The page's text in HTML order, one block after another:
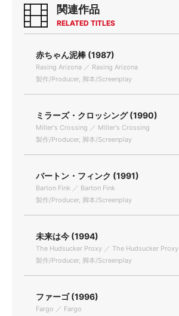
関連作品
RELATED TITLES
赤ちゃん泥棒 (1987)
Rasing Arizona ／ Rasing Arizona
製作/Producer, 脚本/Screenplay
ミラーズ・クロッシング (1990)
Miller's Crossing ／ Miller's Crossing
製作/Producer, 脚本/Screenplay
バートン・フィンク (1991)
Barton Fink ／ Barton Fink
製作/Producer, 脚本/Screenplay
未来は今 (1994)
The Hudsucker Proxy ／ The Hudsucker Proxy
製作/Producer, 脚本/Screenplay
ファーゴ (1996)
Fargo ／ Fargo